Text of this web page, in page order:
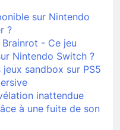
sur Nintendo
?
- Ce jeu
Nintendo Switch ?
sandbox sur PS5
inattendue
à une fuite de son